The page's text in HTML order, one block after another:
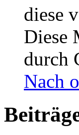
diese
Diese
durch
Nach